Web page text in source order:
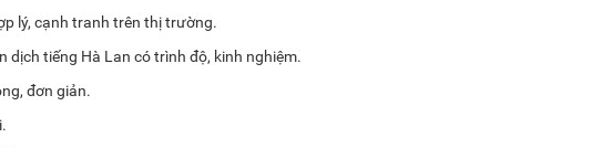
lý, cạnh tranh trên thị trường.
dịch tiếng Hà Lan có trình độ, kinh nghiệm.
đơn giản.